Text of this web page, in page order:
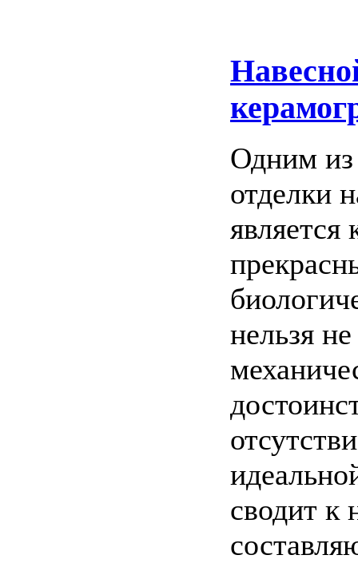
Одним
отделки
является
нельзя
сводит к